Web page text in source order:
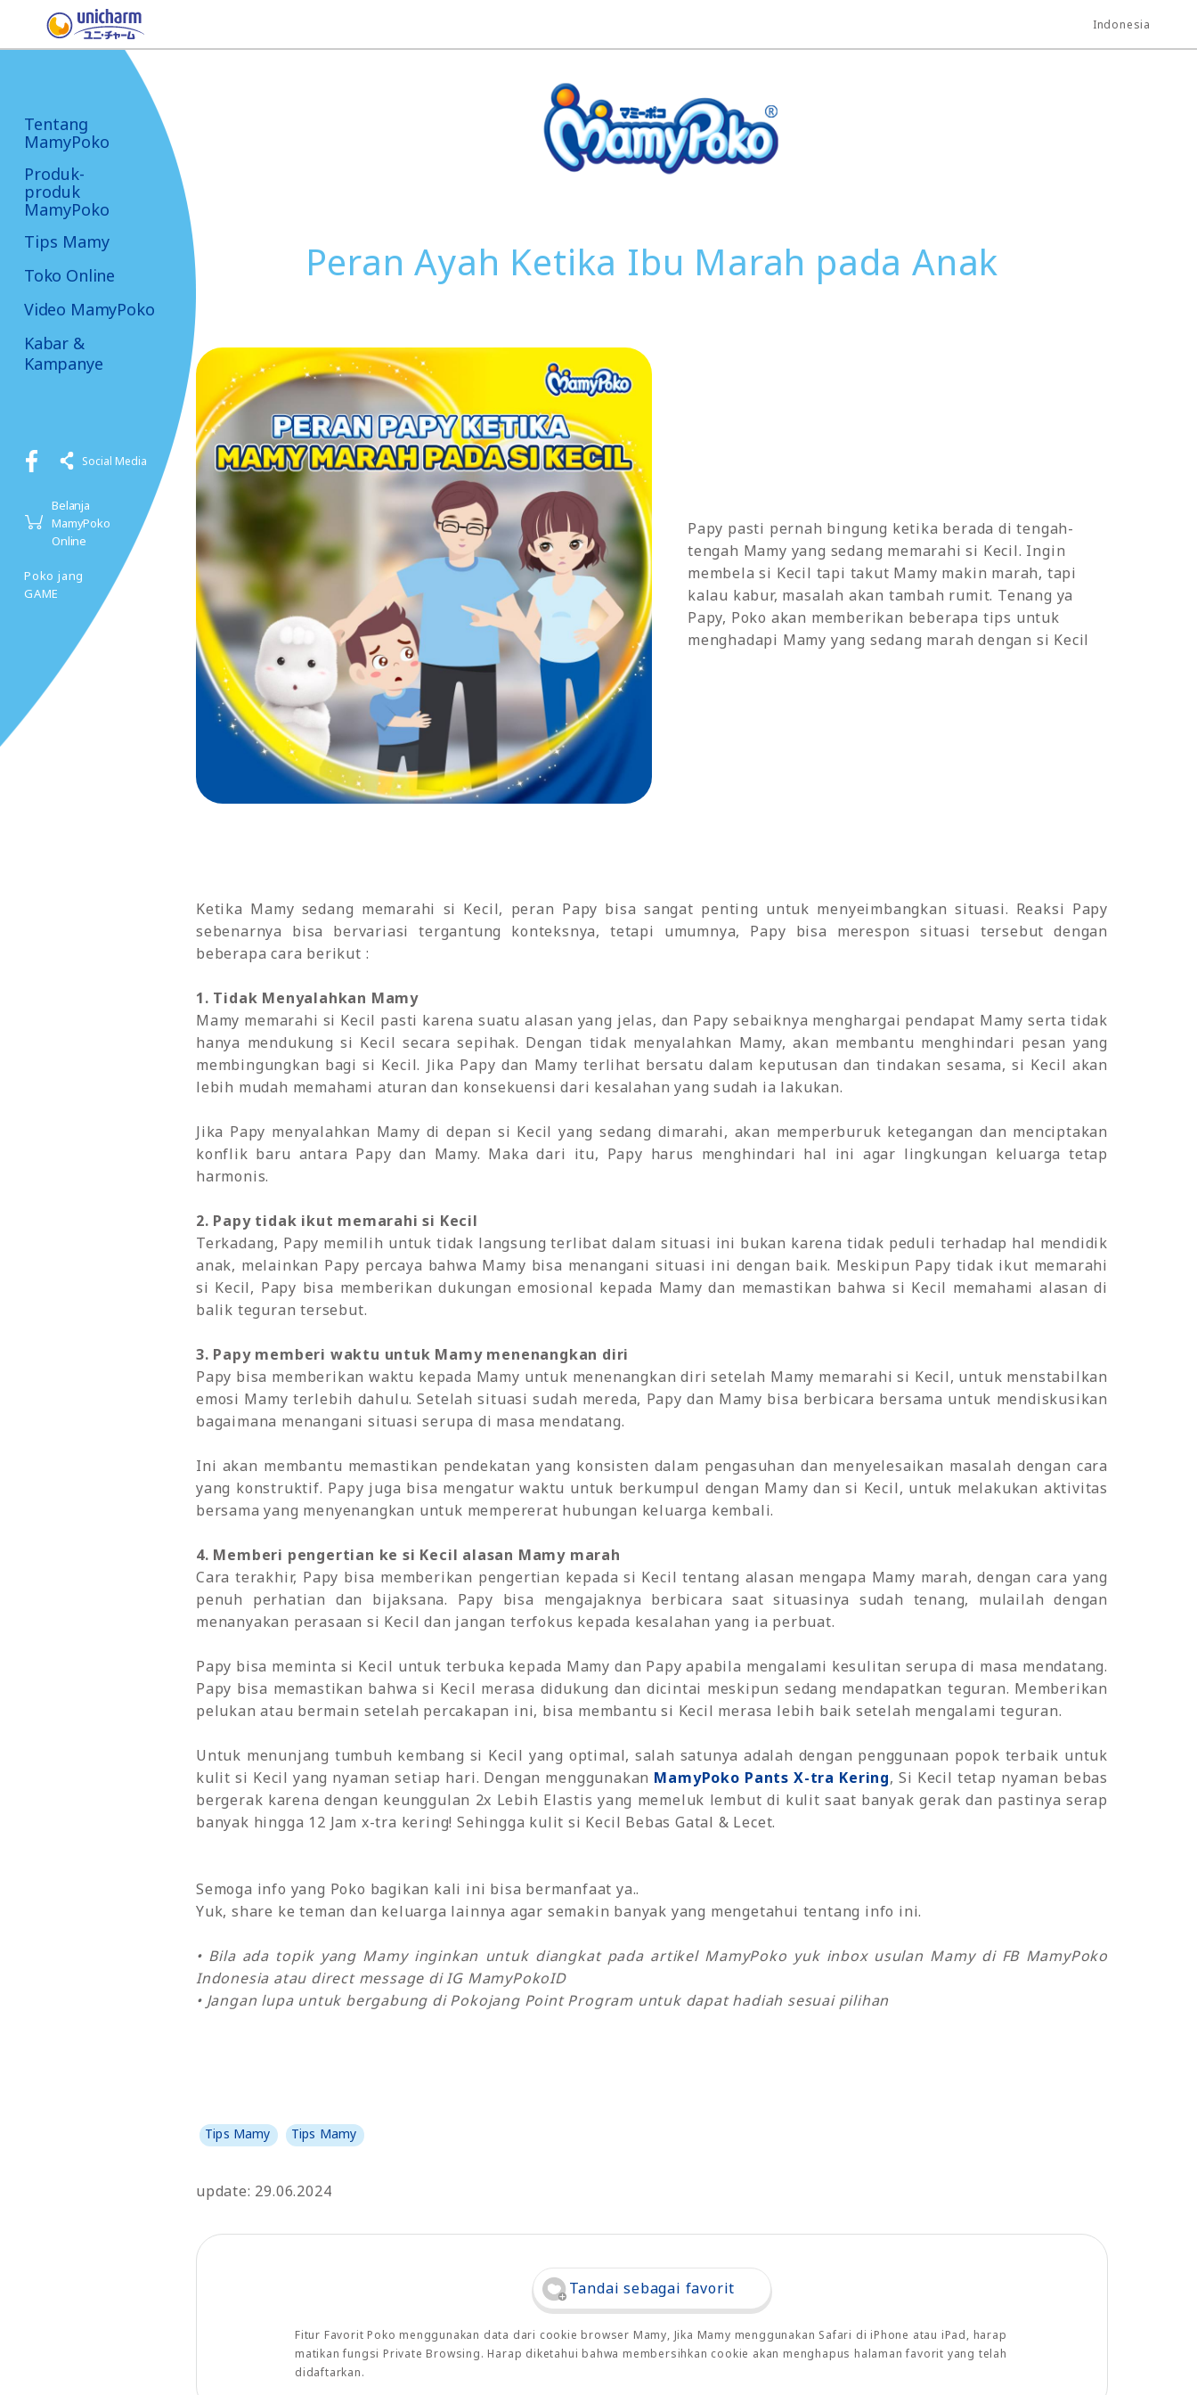
Indonesia
Tentang
MamyPoko
Produk-
produk
MamyPoko
Tips Mamy
Toko Online
Video MamyPoko
Kabar &
Kampanye
Social Media
Belanja
MamyPoko
Online
Poko jang
GAME
Peran Ayah Ketika Ibu Marah pada Anak
Papy pasti pernah bingung ketika berada di tengah-
tengah Mamy yang sedang memarahi si Kecil. Ingin
membela si Kecil tapi takut Mamy makin marah, tapi
kalau kabur, masalah akan tambah rumit. Tenang ya
Papy, Poko akan memberikan beberapa tips untuk
menghadapi Mamy yang sedang marah dengan si Kecil
Ketika Mamy sedang memarahi si Kecil, peran Papy bisa sangat penting untuk menyeimbangkan situasi. Reaksi Papy
sebenarnya bisa bervariasi tergantung konteksnya, tetapi umumnya, Papy bisa merespon situasi tersebut dengan
beberapa cara berikut :
1. Tidak Menyalahkan Mamy
Mamy memarahi si Kecil pasti karena suatu alasan yang jelas, dan Papy sebaiknya menghargai pendapat Mamy serta tidak
hanya mendukung si Kecil secara sepihak. Dengan tidak menyalahkan Mamy, akan membantu menghindari pesan yang
membingungkan bagi si Kecil. Jika Papy dan Mamy terlihat bersatu dalam keputusan dan tindakan sesama, si Kecil akan
lebih mudah memahami aturan dan konsekuensi dari kesalahan yang sudah ia lakukan.
Jika Papy menyalahkan Mamy di depan si Kecil yang sedang dimarahi, akan memperburuk ketegangan dan menciptakan
konflik baru antara Papy dan Mamy. Maka dari itu, Papy harus menghindari hal ini agar lingkungan keluarga tetap
harmonis.
2. Papy tidak ikut memarahi si Kecil
Terkadang, Papy memilih untuk tidak langsung terlibat dalam situasi ini bukan karena tidak peduli terhadap hal mendidik
anak, melainkan Papy percaya bahwa Mamy bisa menangani situasi ini dengan baik. Meskipun Papy tidak ikut memarahi
si Kecil, Papy bisa memberikan dukungan emosional kepada Mamy dan memastikan bahwa si Kecil memahami alasan di
balik teguran tersebut.
3. Papy memberi waktu untuk Mamy menenangkan diri
Papy bisa memberikan waktu kepada Mamy untuk menenangkan diri setelah Mamy memarahi si Kecil, untuk menstabilkan
emosi Mamy terlebih dahulu. Setelah situasi sudah mereda, Papy dan Mamy bisa berbicara bersama untuk mendiskusikan
bagaimana menangani situasi serupa di masa mendatang.
Ini akan membantu memastikan pendekatan yang konsisten dalam pengasuhan dan menyelesaikan masalah dengan cara
yang konstruktif. Papy juga bisa mengatur waktu untuk berkumpul dengan Mamy dan si Kecil, untuk melakukan aktivitas
bersama yang menyenangkan untuk mempererat hubungan keluarga kembali.
4. Memberi pengertian ke si Kecil alasan Mamy marah
Cara terakhir, Papy bisa memberikan pengertian kepada si Kecil tentang alasan mengapa Mamy marah, dengan cara yang
penuh perhatian dan bijaksana. Papy bisa mengajaknya berbicara saat situasinya sudah tenang, mulailah dengan
menanyakan perasaan si Kecil dan jangan terfokus kepada kesalahan yang ia perbuat.
Papy bisa meminta si Kecil untuk terbuka kepada Mamy dan Papy apabila mengalami kesulitan serupa di masa mendatang.
Papy bisa memastikan bahwa si Kecil merasa didukung dan dicintai meskipun sedang mendapatkan teguran. Memberikan
pelukan atau bermain setelah percakapan ini, bisa membantu si Kecil merasa lebih baik setelah mengalami teguran.
Untuk menunjang tumbuh kembang si Kecil yang optimal, salah satunya adalah dengan penggunaan popok terbaik untuk
kulit si Kecil yang nyaman setiap hari. Dengan menggunakan MamyPoko Pants X-tra Kering, Si Kecil tetap nyaman bebas
bergerak karena dengan keunggulan 2x Lebih Elastis yang memeluk lembut di kulit saat banyak gerak dan pastinya serap
banyak hingga 12 Jam x-tra kering! Sehingga kulit si Kecil Bebas Gatal & Lecet.
Semoga info yang Poko bagikan kali ini bisa bermanfaat ya..
Yuk, share ke teman dan keluarga lainnya agar semakin banyak yang mengetahui tentang info ini.
• Bila ada topik yang Mamy inginkan untuk diangkat pada artikel MamyPoko yuk inbox usulan Mamy di FB MamyPoko
Indonesia atau direct message di IG MamyPokoID
• Jangan lupa untuk bergabung di Pokojang Point Program untuk dapat hadiah sesuai pilihan
Tips Mamy Tips Mamy
update: 29.06.2024
Tandai sebagai favorit
Fitur Favorit Poko menggunakan data dari cookie browser Mamy, Jika Mamy menggunakan Safari di iPhone atau iPad, harap
matikan fungsi Private Browsing. Harap diketahui bahwa membersihkan cookie akan menghapus halaman favorit yang telah
didaftarkan.